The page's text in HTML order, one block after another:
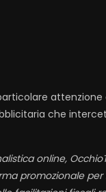
attenzione
che
online,
promozionale